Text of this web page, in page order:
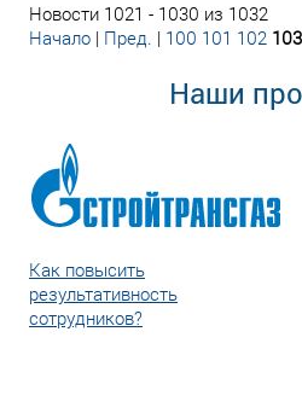
Новости 1021 - 1030 из 1032
Начало | Пред. | 100 101 102 103
Наши
Как повысить
результативность
сотрудников?